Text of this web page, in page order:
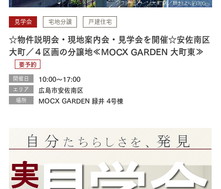
見学会 宅地分譲 戸建住宅
☆物件説明会・現地案内会・見学会を開催☆安佐南区
大町／４区画の分譲地≪MOCX GARDEN 大町東≫
要予約
開催日
10:00～17:00
エリア 広島市安佐南区
場所 MOCX GARDEN 緑井 4号棟